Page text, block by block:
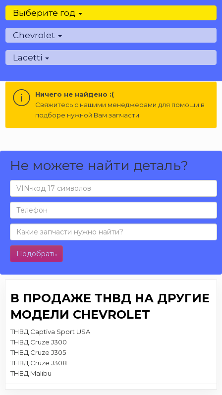
Выберите год
Chevrolet
Lacetti
Ничего не найдено :(
Cвяжитесь с нашими менеджерами для помощи в
подборе нужной Вам запчасти.
Не можете найти деталь?
Подобрать
В ПРОДАЖЕ ТНВД НА ДРУГИЕ
МОДЕЛИ CHEVROLET
ТНВД Captiva Sport USA
ТНВД Cruze J300
ТНВД Cruze J305
ТНВД Cruze J308
ТНВД Malibu